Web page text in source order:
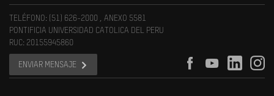
TELÉFONO: (51) 626-2000 , ANEXO 5581
PONTIFICIA UNIVERSIDAD CATOLICA DEL PERU
RUC: 20155945860
ENVIAR MENSAJE